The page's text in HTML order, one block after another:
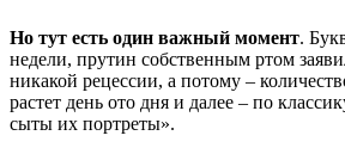
Но тут есть один важный момент.
недели, прутин собственным ртом
никакой рецессии, а потому –
растет день ото дня и далее – по
сыты их портреты».